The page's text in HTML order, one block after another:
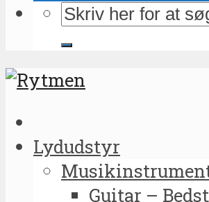
Lydudstyr
Guitar –